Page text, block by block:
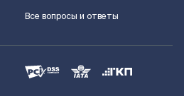
Все вопросы и ответы